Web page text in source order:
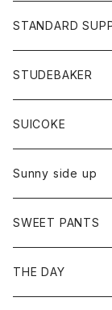
スカート
スカート
Tシャツ
アクセサリー
バック
カットソー
カーディガン
ボトム
ショートパンツ
パンツ
レディース
カットソー
カーディガン
ベスト
トップス
カットソー
ボトム
パンツ
オーバーオール
STANDARD
財布
バッグ
STUDEBAKER
アクセサリー
ブレスレット
リング
SUICOKE
ブーツ
サンダル
Sunny side up
アウター
Ｇジャン
ボトム
SWEET PANTS
ボトム
THE DAY